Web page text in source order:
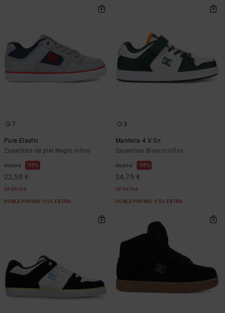
7
Pure Elastic
Zapatillas de piel Negro niños
50,00 € 55%
22,50 €
OFERTAS
DOBLE PROMO -25% EXTRA
3
Manteca 4 V Sn
Zapatillas Blanco niños
55,00 € 55%
24,75 €
OFERTAS
DOBLE PROMO -25% EXTRA